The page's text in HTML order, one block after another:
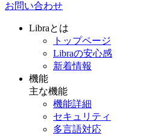
お問い合わせ
Libraとは
トップページ
Libraの安心感
新着情報
機能
主な機能
機能詳細
セキュリティ
多言語対応